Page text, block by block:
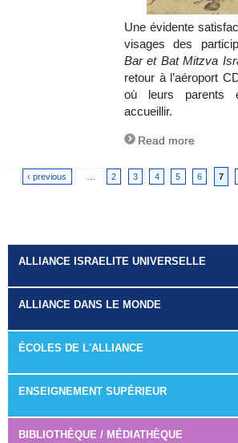
Une évidente
visages des
Bar et Bat Mitzva
retour à l’aéroport
où leurs parents
accueillir.
Read more
‹ previous 2 3 4 5 6 7
ALLIANCE ISRAELITE UNIVERSELLE
ALLIANCE DANS LE MONDE
ÉCOLES DE L'ALLIANCE
ENSEIGNEMENT SUPÉRIEUR
BIBLIOTHÈQUE / MÉDIATHÈQUE